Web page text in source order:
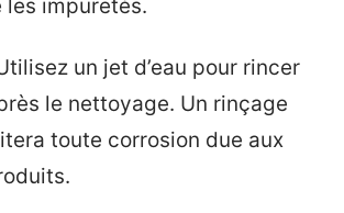
les impuretés.
un jet d’eau pour rincer
le nettoyage. Un rinçage
toute corrosion due aux